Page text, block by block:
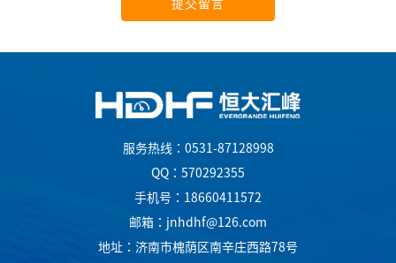
提交留言
服务热线：0531-87128998
QQ：570292355
手机号：18660411572
邮箱：jnhdhf@126.com
地址：济南市槐荫区南辛庄西路78号